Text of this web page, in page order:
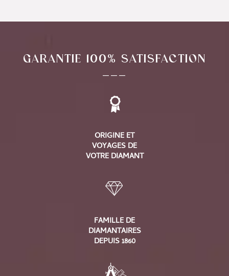
GARANTIE 100% SATISFACTION
ORIGINE ET
VOYAGES DE
VOTRE DIAMANT
FAMILLE DE
DIAMANTAIRES
DEPUIS 1860